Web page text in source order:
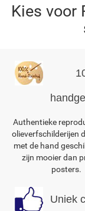
Kies voor
Authentieke
olieverfschilderijen
met de hand
zijn mooier dan
posters.
Uniek